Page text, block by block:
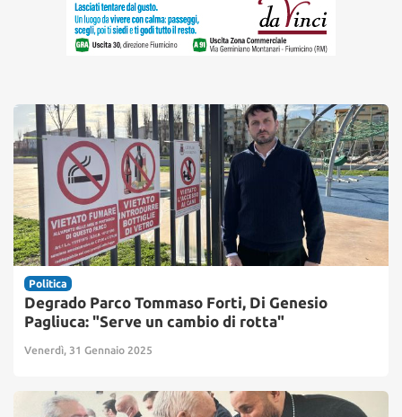
Politica
Degrado Parco Tommaso Forti, Di Genesio
Pagliuca: "Serve un cambio di rotta"
Venerdì, 31 Gennaio 2025